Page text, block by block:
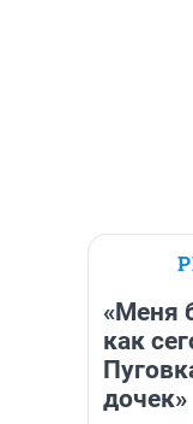
«Меня
как
дочек»